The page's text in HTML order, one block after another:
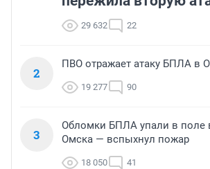
29 632 22
2
ПВО отражает атаку БПЛА в
19 277 90
3
Обломки БПЛА упали в поле
Омска — вспыхнул пожар
18 050 41